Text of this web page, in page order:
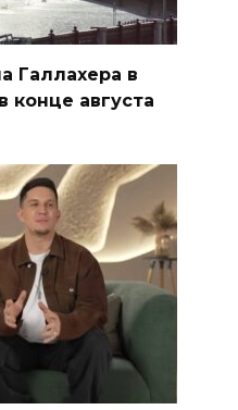
Галлахера в
конце августа